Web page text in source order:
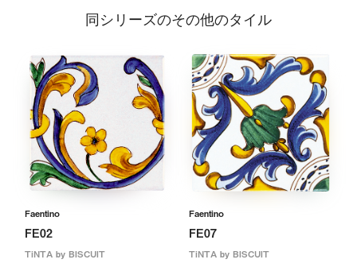
同シリーズのその他のタイル
Faentino
FE02
TiNTA by BISCUIT
Faentino
FE07
TiNTA by BISCUIT